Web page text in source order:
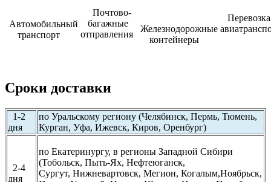
Автомобильный
транспорт
Почтово-
багажные
отправления
Железнодорожные
контейнеры
Перевозка
Сроки доставки
1-2
дня
по Уральскому региону (Челябинск, Пермь, Тюмень,
Курган, Уфа, Ижевск, Киров, Оренбург)
2-4
дня
по Екатеринургу, в регионы Западной Сибири
(Тобольск, Пыть-Ях, Нефтеюганск,
Сургут, Нижневартовск, Мегион, Когалым,Ноябрьск,